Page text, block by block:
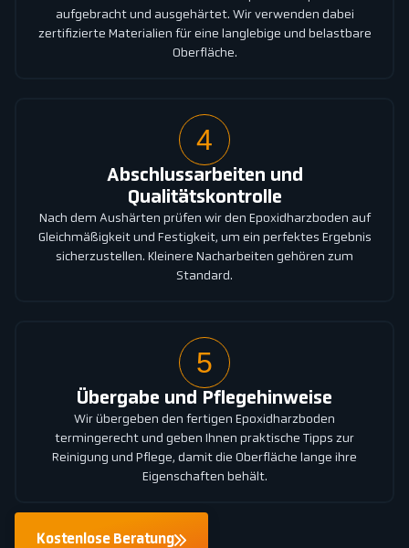
aufgebracht und ausgehärtet. Wir verwenden dabei
zertifizierte Materialien für eine langlebige und belastbare
Oberfläche.
4
Abschlussarbeiten und
Qualitätskontrolle
Nach dem Aushärten prüfen wir den Epoxidharzboden auf
Gleichmäßigkeit und Festigkeit, um ein perfektes Ergebnis
sicherzustellen. Kleinere Nacharbeiten gehören zum
Standard.
5
Übergabe und Pflegehinweise
Wir übergeben den fertigen Epoxidharzboden
termingerecht und geben Ihnen praktische Tipps zur
Reinigung und Pflege, damit die Oberfläche lange ihre
Eigenschaften behält.
Kostenlose Beratung